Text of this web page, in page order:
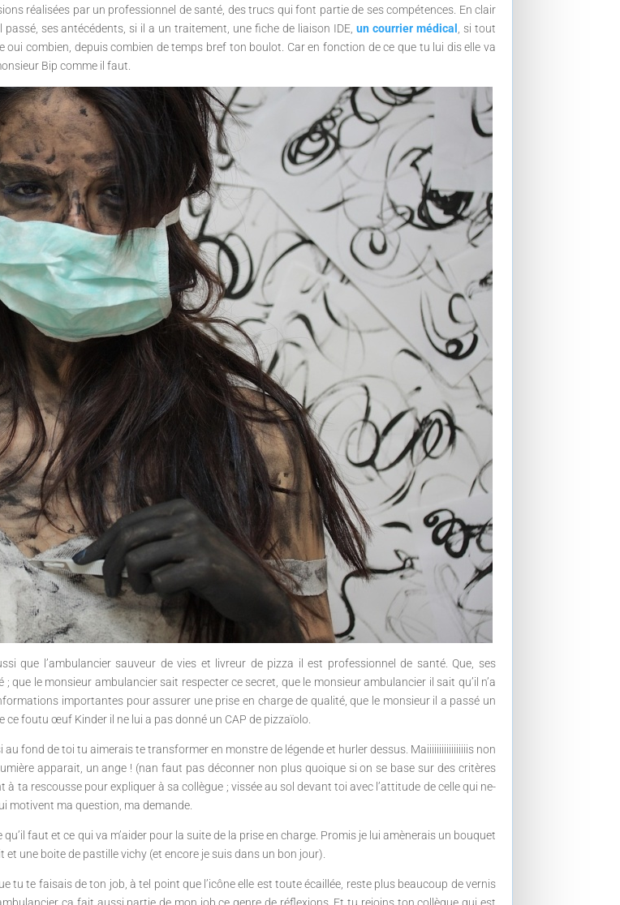
réalisées par un professionnel de santé, des trucs qui font partie de ses compétences. En clair
ses antécédents, si il a un traitement, une fiche de liaison IDE,un courrier médical
, si tout
oui combien, depuis combien de temps bref ton boulot. Car en fonction de ce que tu lui dis elle va
Bip comme il faut.
que l’ambulancier sauveur de vies et livreur de pizza il est professionnel de santé. Que, ses
le monsieur ambulancier sait respecter ce secret, que le monsieur ambulancier il sait qu’il n’a
importantes pour assurer une prise en charge de qualité, que le monsieur il a passé un
ce foutu œuf Kinder il ne lui a pas donné un CAP de pizzaïolo.
fond de toi tu aimerais te transformer en monstre de légende et hurler dessus. Maiiiiiiiiiiiiiiiiis non
apparait, un ange ! (nan faut pas déconner non plus quoique si on se base sur des critères
ta rescousse pour expliquer à sa collègue ; vissée au sol devant toi avec l’attitude de celle qui ne-
motivent ma question, ma demande.
faut et ce qui va m’aider pour la suite de la prise en charge. Promis je lui amènerais un bouquet
une boite de pastille vichy (et encore je suis dans un bon jour).
tu te faisais de ton job, à tel point que l’icône elle est toute écaillée, reste plus beaucoup de vernis
ça fait aussi partie de mon job ce genre de réflexions. Et tu rejoins ton collègue qui est